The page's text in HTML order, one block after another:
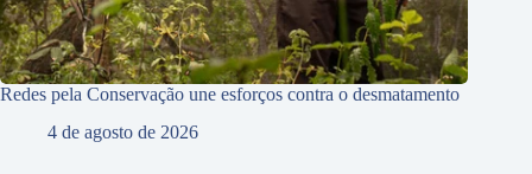
Redes pela Conservação une esforços contra o desmatamento
4 de agosto de 2026